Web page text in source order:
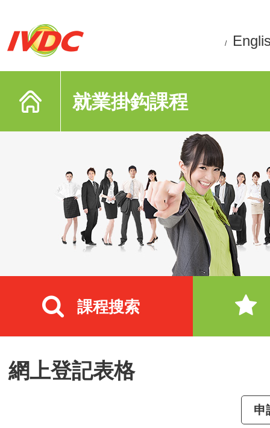
/
就業掛鈎課程
課程搜索
網上登記表格
申